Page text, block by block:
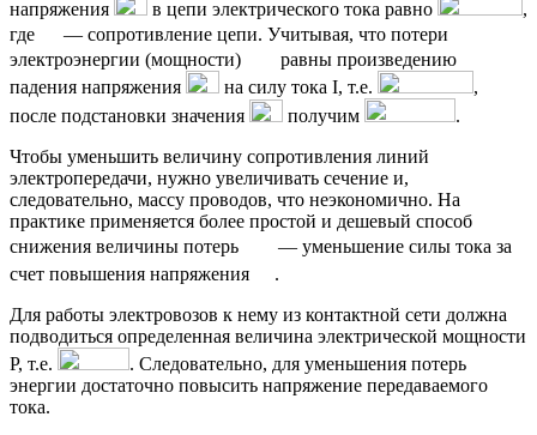
напряжения
в цепи электрического тока равно
,
где
— сопротивление цепи. Учитывая, что потери
электроэнергии (мощности)
равны произведению
падения напряжения
на силу тока I, т.е.
,
после подстановки значения
получим
.
Чтобы уменьшить величину сопротивления линий
электропередачи, нужно увеличивать сечение и,
следовательно, массу проводов, что неэкономично. На
практике применяется более простой и дешевый способ
снижения величины потерь
— уменьшение силы тока за
счет повышения напряжения
.
Для работы электровозов к нему из контактной сети должна
подводиться определенная величина электрической мощности
Р, т.е.
. Следовательно, для уменьшения потерь
энергии достаточно повысить напряжение передаваемого
тока.